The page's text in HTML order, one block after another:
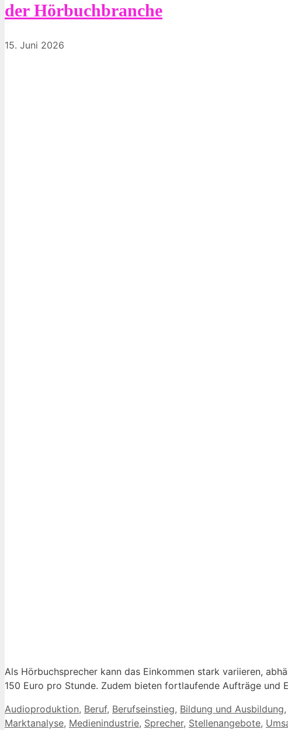
der Hörbuchbranche
15. Juni 2026
Als Hörbuchsprecher kann das Einkommen stark variieren,
150 Euro pro Stunde. Zudem bieten fortlaufende Aufträge und
Kategorien
Audioproduktion, Beruf, Berufseinstieg, Bildung und Ausbildung,
Marktanalyse, Medienindustrie, Sprecher, Stellenangebote,